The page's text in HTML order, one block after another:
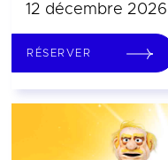
12 décembre
RÉSERVER